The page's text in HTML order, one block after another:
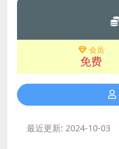
会员
免费
最近更新: 2024-10-03